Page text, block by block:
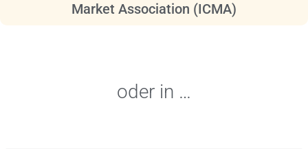
Market Association (ICMA)
oder in …